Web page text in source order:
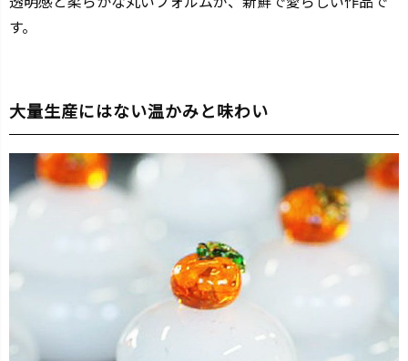
す。
大量生産にはない温かみと味わい